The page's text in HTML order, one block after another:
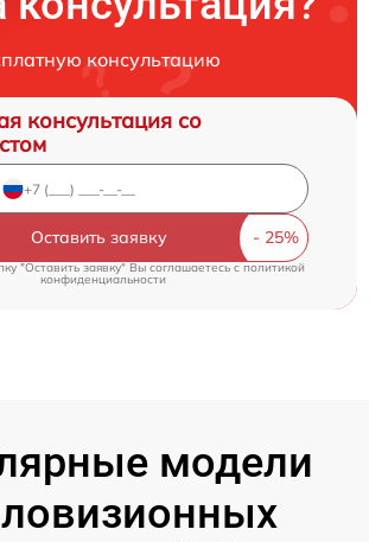
консультацию
консультация со
Оставить заявку
"Оставить заявку" Вы соглашаетесь c политикой
конфиденциальности
модели